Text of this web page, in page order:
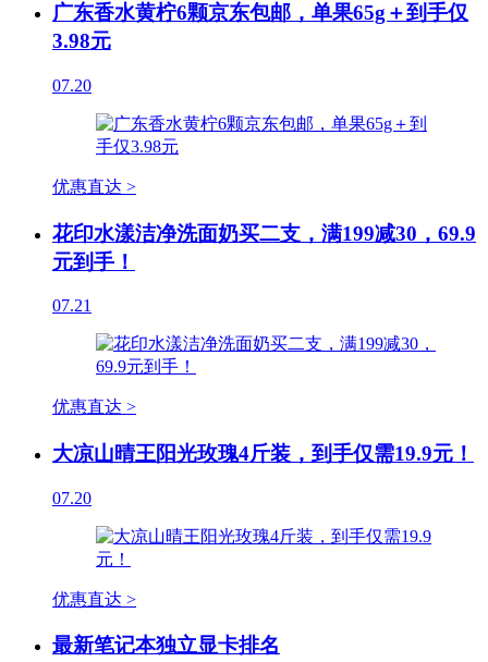
广东香水黄柠6颗京东包邮，单果65g＋到手仅
3.98元
07.20
优惠直达 >
花印水漾洁净洗面奶买二支，满199减30，69.9
元到手！
07.21
优惠直达 >
大凉山晴王阳光玫瑰4斤装，到手仅需19.9元！
07.20
优惠直达 >
最新笔记本独立显卡排名